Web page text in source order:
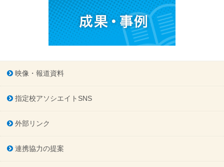
映像・報道資料
指定校アソシエイトSNS
外部リンク
連携協力の提案